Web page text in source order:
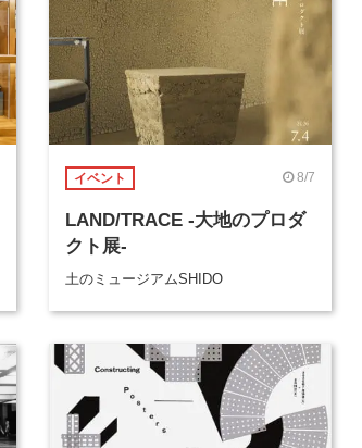
イベント 8/7
LAND/TRACE -大地のプロダ
クト展-
土のミュージアムSHIDO